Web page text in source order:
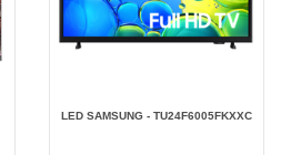
LED SAMSUNG - TU24F6005FKXXC